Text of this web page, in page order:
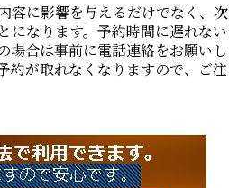
容に影響を与えるだけでなく、次
になります。予約時間に遅れない
場合は事前に電話連絡をお願いし
約が取れなくなりますので、ご注